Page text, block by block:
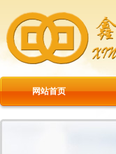
网站首页